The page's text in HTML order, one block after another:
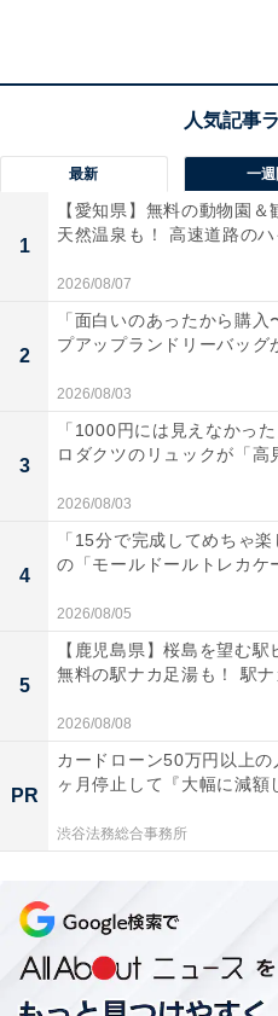
「片岡温泉」の口コミは？
「片岡温泉」には以下のよ
シャワーを含めて加水・
100％源泉かけ流しの天
自然本来の豊かな温泉成
ます。
アルカリ性単純温泉の泉
浴すると肌がすべすべに
の汚れを落とすツルツル
ます。
最新 一週
1
【愛知県】無料の動物園
天然温泉も！ 高速道路のハ
2026/08/07
2
「面白いのあったから購
プアップランドリーバッグ
2026/08/03
3
「1000円には見えなかっ
ロダクツのリュックが「高
2026/08/03
4
「15分で完成してめちゃ
の「モールドールトレカケ
2026/08/05
5
【鹿児島県】桜島を望む駅
無料の駅ナカ足湯も！ 駅ナ
2026/08/08
PR
カードローン50万円以上
ヶ月停止して『大幅に減額
渋谷法務総合事務所